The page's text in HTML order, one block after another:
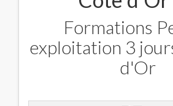
Formations
exploitation 3
d'Or